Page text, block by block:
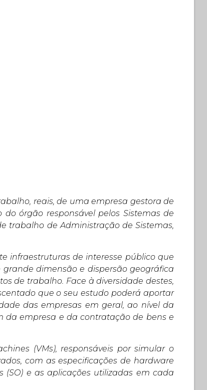
reais, de uma empresa gestora de
órgão responsável pelos Sistemas de
trabalho de Administração de Sistemas,
infraestruturas de interesse público que
dimensão e dispersão geográfica
de trabalho. Face à diversidade destes,
que o seu estudo poderá aportar
das empresas em geral, ao nível da
da empresa e da contratação de bens e
(VMs), responsáveis por simular o
com as especificações de hardware
(SO) e as aplicações utilizadas em cada